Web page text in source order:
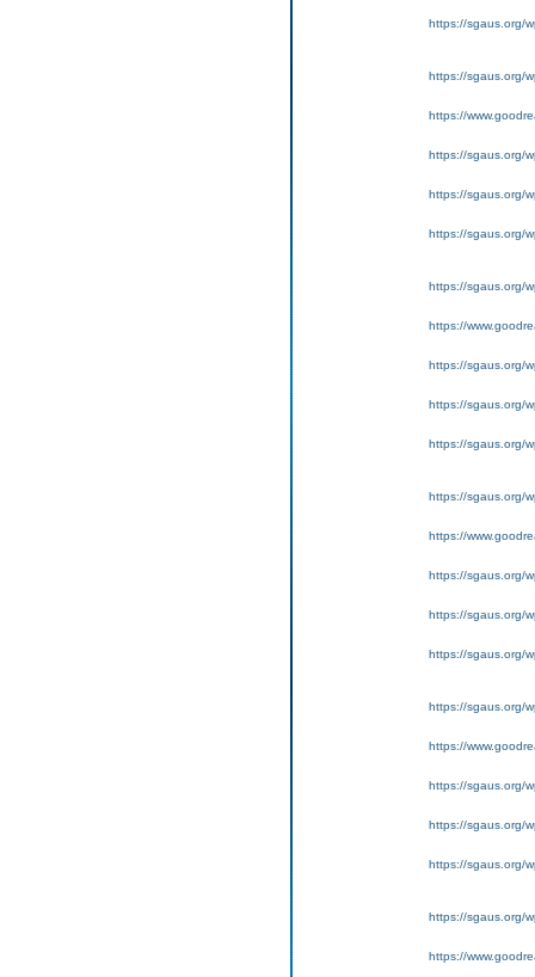
https://sgaus.org/
https://sgaus.org/
https://
https://sgaus.org/
https://sgaus.org/
https://sgaus.org/
https://sgaus.org/
https://
https://sgaus.org/
https://sgaus.org/
https://sgaus.org/
https://sgaus.org/
https://
https://sgaus.org/
https://sgaus.org/
https://sgaus.org/
https://sgaus.org/
https://
https://sgaus.org/
https://sgaus.org/
https://sgaus.org/
https://sgaus.org/
https://